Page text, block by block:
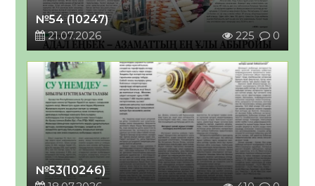
№54 (10247)
21.07.2026
225 0
№53(10246)